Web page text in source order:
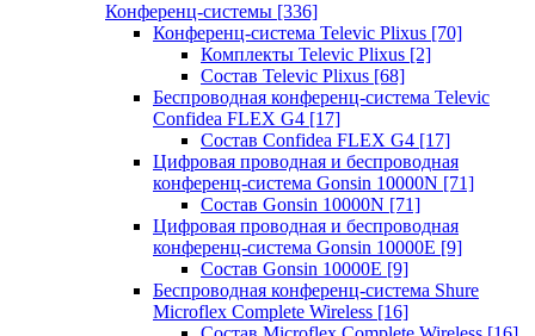
Конференц-системы [336]
Конференц-система Televic Plixus [70]
Комплекты Televic Plixus [2]
Состав Televic Plixus [68]
Беспроводная конференц-система Televic
Confidea FLEX G4 [17]
Состав Confidea FLEX G4 [17]
Цифровая проводная и беспроводная
конференц-система Gonsin 10000N [71]
Состав Gonsin 10000N [71]
Цифровая проводная и беспроводная
конференц-система Gonsin 10000E [9]
Состав Gonsin 10000E [9]
Беспроводная конференц-система Shure
Microflex Complete Wireless [16]